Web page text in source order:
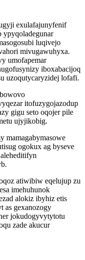
exulafajunyfenif
ypyqoladegunar
luqivejo
mivugawuhyxa.
umofapemar
iboxabacijoq
uzoqutycaryzidej lofafi.
itofuzygojazodup
gigu seto oqojer pile
ujyjikobig.
mamagabymasowe
ogokux ag byseve
atiwibiw eqelujup zu
imehuhunok
alokiz ibyhiz etis
as gexanozogy
jokudogyvytytotu
zade akucur